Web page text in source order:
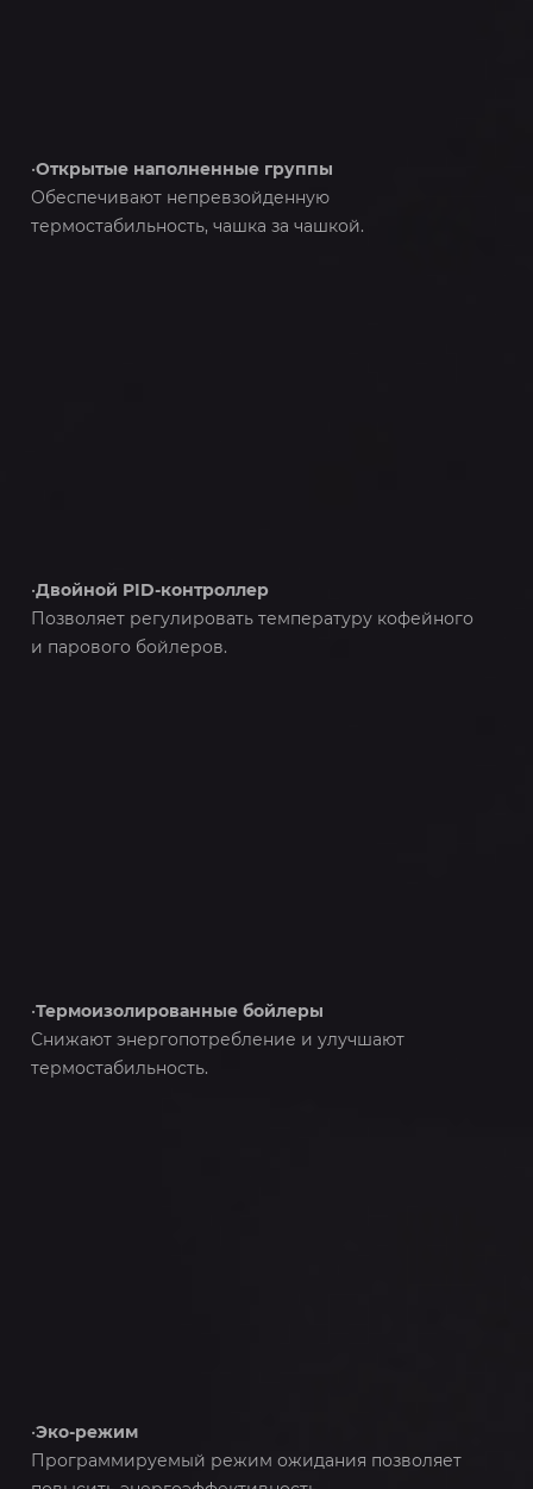
•Открытые наполненные группы
Обеспечивают непревзойденную
термостабильность, чашка за чашкой.
•Двойной PID-контроллер
Позволяет регулировать температуру кофейного
и парового бойлеров.
•Термоизолированные бойлеры
Снижают энергопотребление и улучшают
термостабильность.
•Эко-режим
Программируемый режим ожидания позволяет